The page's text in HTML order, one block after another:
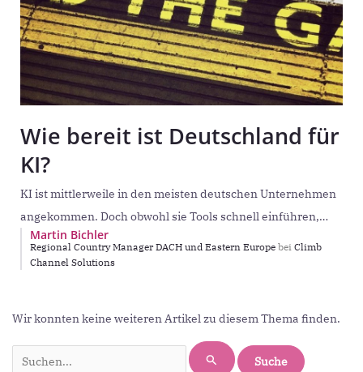
Wie bereit ist Deutschland für
KI?
KI ist mittlerweile in den meisten deutschen Unternehmen
angekommen. Doch obwohl sie Tools schnell einführen,
bleiben klare Regeln, Sicherheitskonzepte und
Verantwortlichkeiten oft auf der
Martin Bichler
Regional Country Manager DACH und Eastern Europe bei Climb
Channel Solutions
Wir konnten keine weiteren Artikel zu diesem Thema finden.
nach: